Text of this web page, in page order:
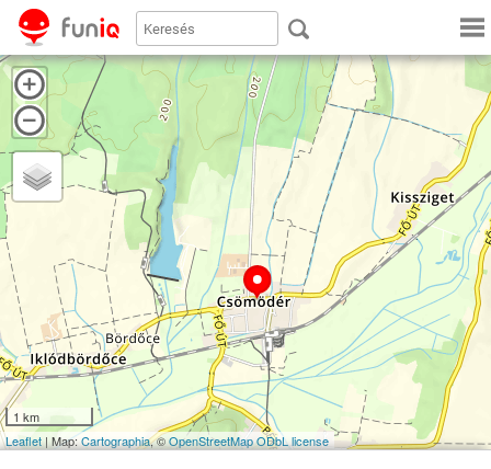
1 km
Leaflet | Map:Cartographia, ©OpenStreetMapODbL license